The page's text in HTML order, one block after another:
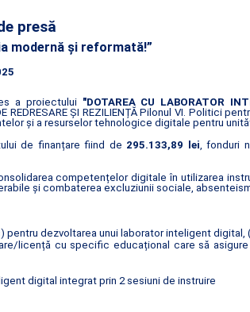
presă
modernă și reformată!”
a proiectului "DOTAREA CU LABORATOR
REDRESARE ȘI REZILIENȚĂ Pilonul VI. Politici
și a resurselor tehnologice digitale pentru
de finanțare fiind de 295.133,89 lei, fonduri
competențelor digitale în utilizarea
și combaterea excluziunii sociale,
dezvoltarea unui laborator inteligent digital,
licență cu specific educațional care să
digital integrat prin 2 sesiuni de instruire